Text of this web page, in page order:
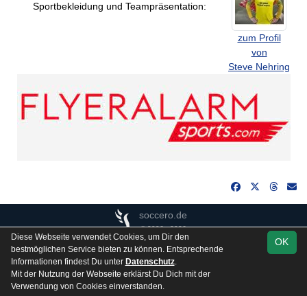
zum Profil
von
Steve Nehring
Sportbekleidung und Teampräsentation:
soccero.de
© 2006 - 2026
Besucherstatistik Kontakt Impressum
Gästebuch
Datenschutz
OK
Diese Webseite verwendet Cookies, um Dir den
bestmöglichen Service bieten zu können. Entsprechende
Informationen findest Du unter Datenschutz.
Mit der Nutzung der Webseite erklärst Du Dich mit der
Verwendung von Cookies einverstanden.